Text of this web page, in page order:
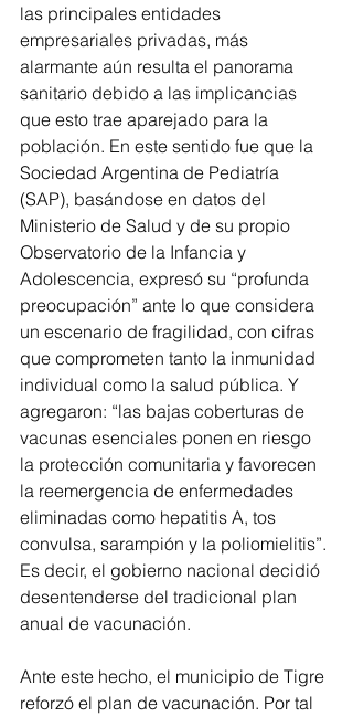
las principales entidades
empresariales privadas, más
alarmante aún resulta el panorama
sanitario debido a las implicancias
que esto trae aparejado para la
población. En este sentido fue que la
Sociedad Argentina de Pediatría
(SAP), basándose en datos del
Ministerio de Salud y de su propio
Observatorio de la Infancia y
Adolescencia, expresó su “profunda
preocupación” ante lo que considera
un escenario de fragilidad, con cifras
que comprometen tanto la inmunidad
individual como la salud pública. Y
agregaron: “las bajas coberturas de
vacunas esenciales ponen en riesgo
la protección comunitaria y favorecen
la reemergencia de enfermedades
eliminadas como hepatitis A, tos
convulsa, sarampión y la poliomielitis”.
Es decir, el gobierno nacional decidió
desentenderse del tradicional plan
anual de vacunación.
Ante este hecho, el municipio de Tigre
reforzó el plan de vacunación. Por tal